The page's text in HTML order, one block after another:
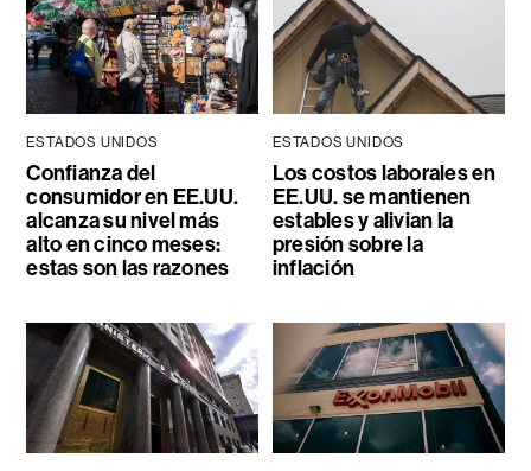
ESTADOS UNIDOS
Confianza del
consumidor en EE.UU.
alcanza su nivel más
alto en cinco meses:
estas son las razones
ESTADOS UNIDOS
Los costos laborales en
EE.UU. se mantienen
estables y alivian la
presión sobre la
inflación